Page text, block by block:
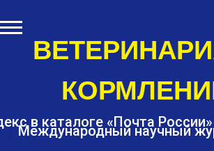
k
i
n
Международный научный
в каталоге «Почта